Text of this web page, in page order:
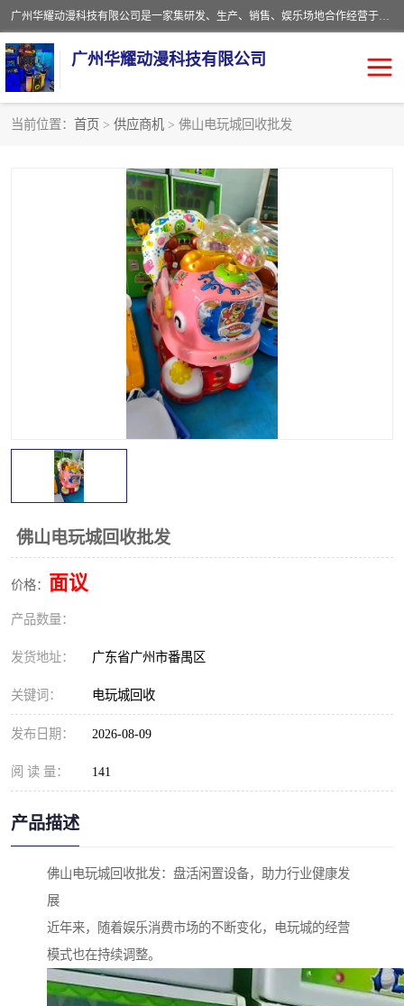
广州华耀动漫科技有限公司是一家集研发、生产、销售、娱乐场地合作经营于一体的动漫游戏公司。本公司拥有一支年轻化集研发生产到售后服务的队伍，及时地为客户提供、赚钱的产品。本公司以雄厚的实力、合理的价格、优良的服务与多家企业建立了长期的合作关系。热诚欢迎各界前来参观、考察、洽谈业务。目前公司经营的产品有：各种捕渔游戏机系列，大型模拟机系列、轮盘机系列、连线机系列、框体机系列、玛莉机系列等。
广州华耀动漫科技有限公司
当前位置： 首页 > 供应商机 > 佛山电玩城回收批发
佛山电玩城回收批发
价格： 面议
产品数量：
发货地址： 广东省广州市番禺区
关键词： 电玩城回收
发布日期： 2026-08-09
阅 读 量： 141
产品描述
佛山电玩城回收批发：盘活闲置设备，助力行业健康发
展
近年来，随着娱乐消费市场的不断变化，电玩城的经营
模式也在持续调整。
电玩城回收
儿童机回收
*机回收